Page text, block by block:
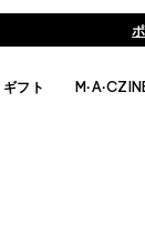
ギフト